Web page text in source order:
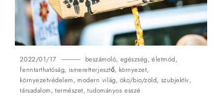
2022/01/17 beszámoló, egészség,életmód,
fenntarthatóság, ismeretterjesztő, környezet,
környezetvédelem, modern világ, öko/bio/zöld, szubjektív,
társadalom,természet,tudományos esszé